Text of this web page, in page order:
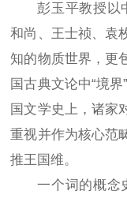
彭玉平教授以
和尚、王士祯、袁
知的物质世界，更
国古典文论中“境
国文学史上，诸家
重视并作为核心范
推王国维。
一个词的概念